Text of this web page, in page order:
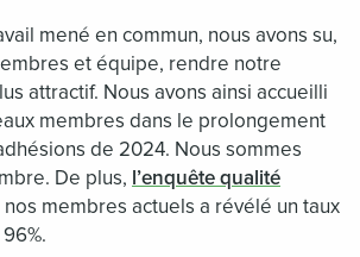
mené en commun, nous avons su,
et équipe, rendre notre
attractif. Nous avons ainsi accueilli
membres dans le prolongement
de 2024. Nous sommes
De plus, l’enquête qualité
membres actuels a révélé un taux